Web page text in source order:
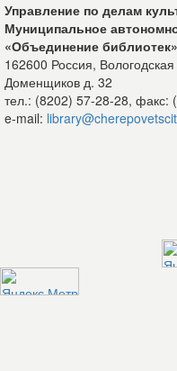
Управление по делам
Муниципальное
«Объединение библиотек»
162600 Россия,
Доменщиков д. 32
тел.: (8202) 57-28-28, факс:
e-mail: